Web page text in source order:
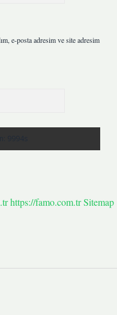
e-posta adresim ve site adresim
https://famo.com.trSitemap